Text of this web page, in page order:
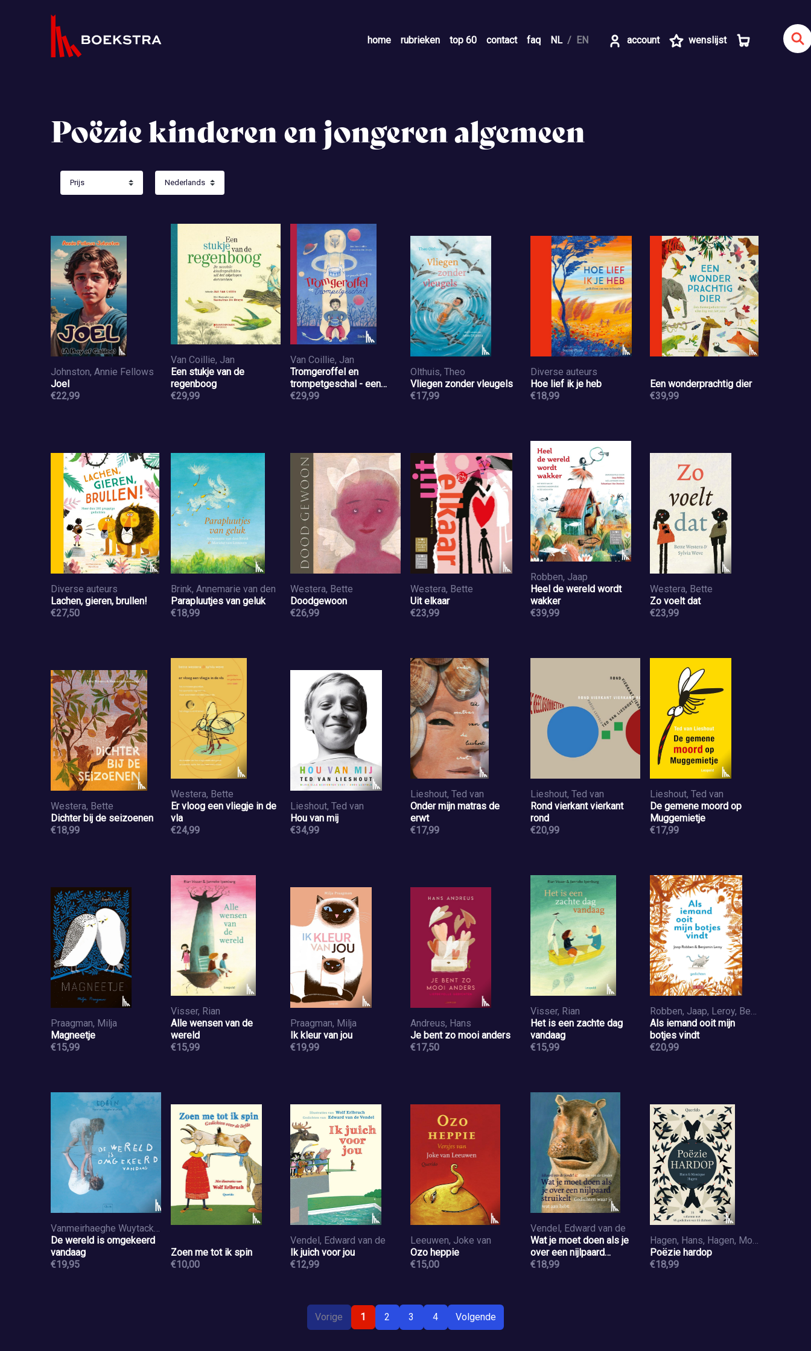
home rubrieken top 60 contact faq NL EN account wenslijst
Poëzie kinderen en jongeren algemeen
Johnston, Annie Fellows
Joel
€22,99
Van Coillie, Jan
Een stukje van de
regenboog
€29,99
Van Coillie, Jan
Tromgeroffel en
trompetgeschal - een
gedichtenbloemlezing
€29,99
Olthuis, Theo
Vliegen zonder vleugels
€17,99
Diverse auteurs
Hoe lief ik je heb
€18,99
Een wonderprachtig dier
€39,99
Diverse auteurs
Lachen, gieren, brullen!
€27,50
Brink, Annemarie van den
Parapluutjes van geluk
€18,99
Westera, Bette
Doodgewoon
€26,99
Westera, Bette
Uit elkaar
€23,99
Robben, Jaap
Heel de wereld wordt
wakker
€39,99
Westera, Bette
Zo voelt dat
€23,99
Westera, Bette
Dichter bij de seizoenen
€18,99
Westera, Bette
Er vloog een vliegje in de
vla
€24,99
Lieshout, Ted van
Hou van mij
€34,99
Lieshout, Ted van
Onder mijn matras de
erwt
€17,99
Lieshout, Ted van
Rond vierkant vierkant
rond
€20,99
Lieshout, Ted van
De gemene moord op
Muggemietje
€17,99
Praagman, Milja
Magneetje
€15,99
Visser, Rian
Alle wensen van de
wereld
€15,99
Praagman, Milja
Ik kleur van jou
€19,99
Andreus, Hans
Je bent zo mooi anders
€17,50
Visser, Rian
Het is een zachte dag
vandaag
€15,99
Robben, Jaap, Leroy, Benjamin
Als iemand ooit mijn
botjes vindt
€20,99
Vanmeirhaeghe Wuytack, Edain
De wereld is omgekeerd
vandaag
€19,95
Zoen me tot ik spin
€10,00
Vendel, Edward van de
Ik juich voor jou
€12,99
Leeuwen, Joke van
Ozo heppie
€15,00
Vendel, Edward van de
Wat je moet doen als je
over een nijlpaard
struikelt
€18,99
Hagen, Hans, Hagen, Monique
Poëzie hardop
€18,99
Vorige 1 2 3 4 Volgende